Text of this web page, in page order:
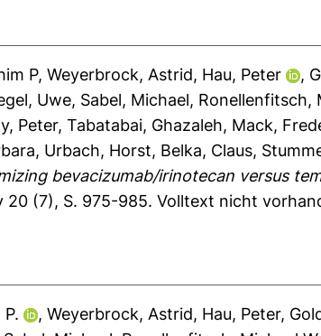
P,Weyerbrock, Astrid, Hau, Peter ,
Uwe, Sabel, Michael, Ronellenfitsch,
Peter,Tabatabai, Ghazaleh, Mack,
, Urbach, Horst, Belka, Claus,
bevacizumab/irinotecan versus
20 (7), S. 975-985.Volltext nicht
,Weyerbrock, Astrid, Hau, Peter,